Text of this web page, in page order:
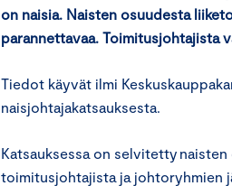
on naisia. Naisten osuudesta
parannettavaa. Toimitusjohtajista
Tiedot käyvät ilmi
naisjohtajakatsauksesta.
Katsauksessa on selvitetty
toimitusjohtajista ja johtoryhmien